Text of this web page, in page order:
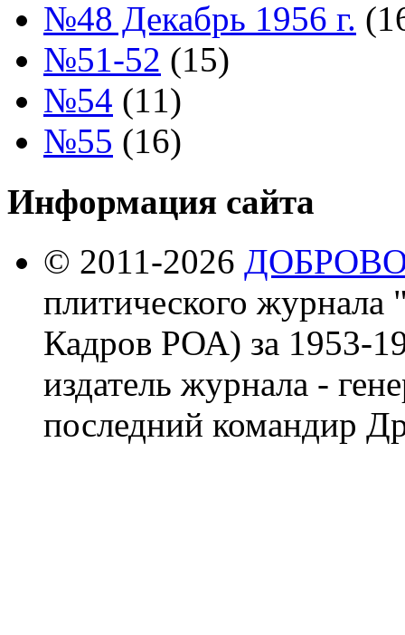
№48 Декабрь 1956 г.
№51-52 (15)
№54 (11)
№55 (16)
Информация сайта
© 2011-2026
плитического
Кадров РОА) за 1953-
издатель журнала -
последний командир